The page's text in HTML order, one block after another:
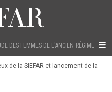
DES FEMMES DE L'ANCIEN RÉGIME
de la SIEFAR et lancement de la